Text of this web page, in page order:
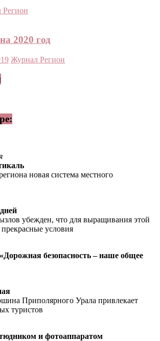
2020 год
Журнал Регион
новая система местного
убежден, что для выращивания этой
условия
безопасность – наше общее
Приполярного Урала привлекает
туристов
и фотоаппаратом